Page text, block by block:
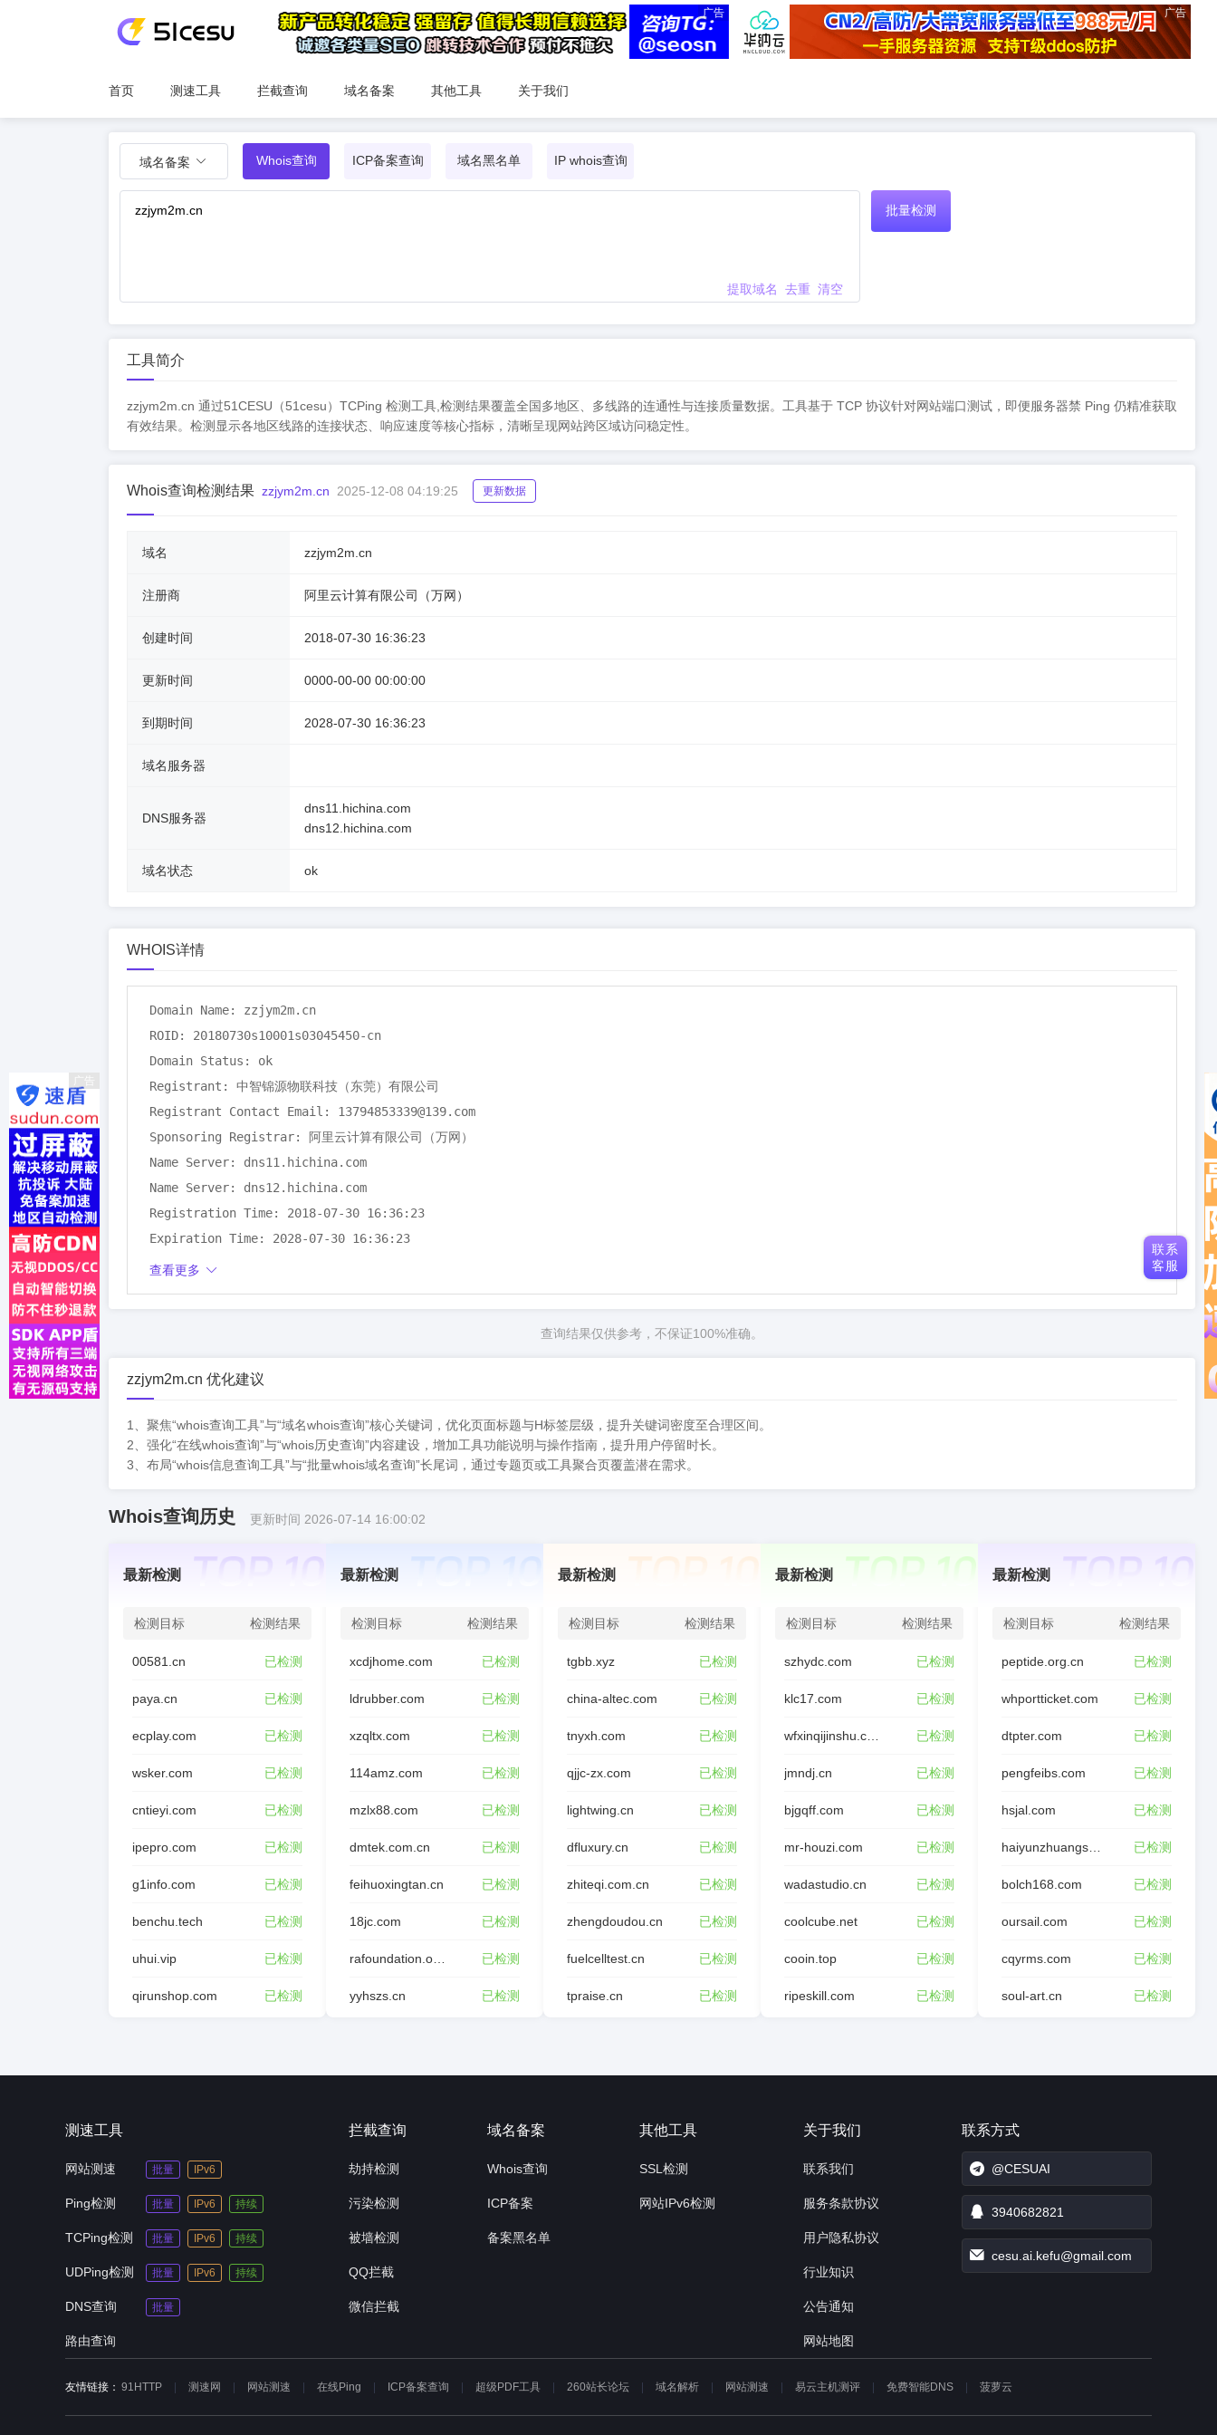
广告 广告
首页 测速工具 拦截查询 域名备案 其他工具 关于我们
域名备案 Whois查询 ICP备案查询 域名黑名单 IP whois查询
提取域名 去重 清空
批量检测
工具简介
zzjym2m.cn 通过51CESU（51cesu）TCPing 检测工具,检测结果覆盖全国多地区、多线路的连通性与连接质量数据。工具基于 TCP 协议针对网站端口测试，即便服务器禁 Ping 仍精准获取
有效结果。检测显示各地区线路的连接状态、响应速度等核心指标，清晰呈现网站跨区域访问稳定性。
Whois查询检测结果 zzjym2m.cn 2025-12-08 04:19:25 更新数据
域名 zzjym2m.cn
注册商 阿里云计算有限公司（万网）
创建时间 2018-07-30 16:36:23
更新时间 0000-00-00 00:00:00
到期时间 2028-07-30 16:36:23
域名服务器
DNS服务器
dns11.hichina.com
dns12.hichina.com
域名状态 ok
WHOIS详情
Domain Name: zzjym2m.cn
ROID: 20180730s10001s03045450-cn
Domain Status: ok
Registrant: 中智锦源物联科技（东莞）有限公司
Registrant Contact Email: 13794853339@139.com
Sponsoring Registrar: 阿里云计算有限公司（万网）
Name Server: dns11.hichina.com
Name Server: dns12.hichina.com
Registration Time: 2018-07-30 16:36:23
Expiration Time: 2028-07-30 16:36:23
DNSSEC: unsigned
查看更多
查询结果仅供参考，不保证100%准确。
zzjym2m.cn 优化建议
1、聚焦“whois查询工具”与“域名whois查询”核心关键词，优化页面标题与H标签层级，提升关键词密度至合理区间。
2、强化“在线whois查询”与“whois历史查询”内容建设，增加工具功能说明与操作指南，提升用户停留时长。
3、布局“whois信息查询工具”与“批量whois域名查询”长尾词，通过专题页或工具聚合页覆盖潜在需求。
Whois查询历史 更新时间 2026-07-14 16:00:02
最新检测
检测目标 检测结果
00581.cn 已检测
paya.cn 已检测
ecplay.com 已检测
wsker.com 已检测
cntieyi.com 已检测
ipepro.com 已检测
g1info.com 已检测
benchu.tech 已检测
uhui.vip 已检测
qirunshop.com 已检测
最新检测
检测目标 检测结果
xcdjhome.com 已检测
ldrubber.com 已检测
xzqltx.com 已检测
114amz.com 已检测
mzlx88.com 已检测
dmtek.com.cn 已检测
feihuoxingtan.cn 已检测
18jc.com 已检测
已检测
yyhszs.cn 已检测
最新检测
检测目标 检测结果
tgbb.xyz 已检测
china-altec.com 已检测
tnyxh.com 已检测
qjjc-zx.com 已检测
lightwing.cn 已检测
dfluxury.cn 已检测
zhiteqi.com.cn 已检测
zhengdoudou.cn 已检测
fuelcelltest.cn 已检测
tpraise.cn 已检测
最新检测
检测目标 检测结果
szhydc.com 已检测
klc17.com 已检测
已检测
jmndj.cn 已检测
bjgqff.com 已检测
mr-houzi.com 已检测
wadastudio.cn 已检测
coolcube.net 已检测
cooin.top 已检测
ripeskill.com 已检测
最新检测
检测目标 检测结果
peptide.org.cn 已检测
whportticket.com 已检测
dtpter.com 已检测
pengfeibs.com 已检测
hsjal.com 已检测
已检测
bolch168.com 已检测
oursail.com 已检测
cqyrms.com 已检测
soul-art.cn 已检测
广告
测速工具
网站测速 批量 IPv6
Ping检测 批量 IPv6 持续
TCPing检测 批量 IPv6 持续
UDPing检测 批量 IPv6 持续
DNS查询 批量
路由查询
拦截查询
劫持检测
污染检测
被墙检测
QQ拦截
微信拦截
域名备案
Whois查询
ICP备案
备案黑名单
其他工具
SSL检测
网站IPv6检测
关于我们
联系我们
服务条款协议
用户隐私协议
行业知识
公告通知
网站地图
联系方式
@CESUAI
3940682821
cesu.ai.kefu@gmail.com
友情链接： 91HTTP 测速网 网站测速 在线Ping ICP备案查询 超级PDF工具 260站长论坛 域名解析 网站测速 易云主机测评 免费智能DNS 菠萝云
联系
客服